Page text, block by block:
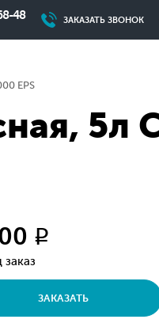
48 ЗАКАЗАТЬ ЗВОНОК
EPS
5л
q
заказ
ЗАКАЗАТЬ